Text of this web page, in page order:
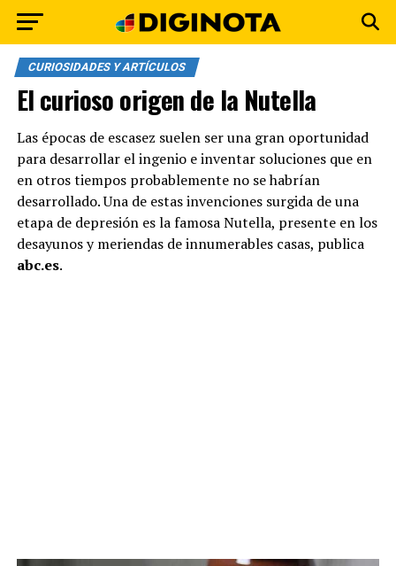
CURIOSIDADES Y ARTÍCULOS
El curioso origen de la Nutella
Las épocas de escasez suelen ser una gran oportunidad
para desarrollar el ingenio e inventar soluciones que en
en otros tiempos probablemente no se habrían
desarrollado. Una de estas invenciones surgida de una
etapa de depresión es la famosa Nutella, presente en los
desayunos y meriendas de innumerables casas, publica
abc.es.